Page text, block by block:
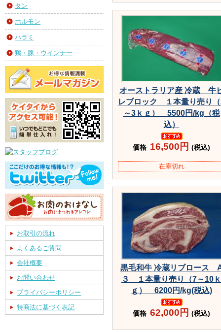
タン
ホルモン
ハラミ
鶏・豚・ウインナー
お取引の流れ
よくあるご質問
会社概要
お問い合わせ
プライバシーポリシー
特商法に基づく表記
オーストラリア産 冷蔵 牛
レブロック １本量り売り
～3ｋｇ） 5500円/kg（税
込）
価格 16,500円 (税込)
在庫切れ
黒毛和牛 冷蔵リブロース
３ １本量り売り（7～10ｋ
ｇ） 6200円/kg(税込)
価格 62,000円 (税込)